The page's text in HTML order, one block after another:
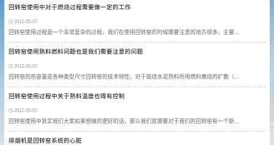
回转窑使用中对于燃烧过程需要做一定的工作
2012-05-07
回转窑使用过程是一个非常复杂的过程，我们在使用回转窑的时候需要注意的地方很多，主要…
回转窑使用熟料燃料问题也是我们需要注意的问题
2012-05-07
回转窑的热容量是各种类型尺寸回转窑的技术特性。对于锻烧水泥熟料所用燃料嫩烧的扩散（…
回转窑使用过程中关于熟料温度也得有控制
2012-05-07
回转窑使用中其实我们大家如果想做的更好的话，那么我们就需要对于我们的回转窑有一个新…
排烟机是回转窑系统的心脏